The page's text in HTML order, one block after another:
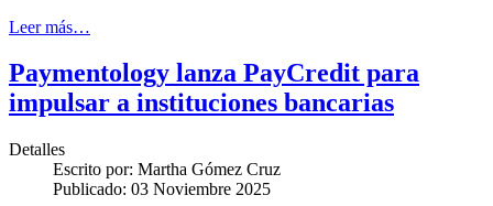
Leer más…
Paymentology lanza PayCredit para
impulsar a instituciones bancarias
Detalles
Escrito por: Martha Gómez Cruz
Publicado: 03 Noviembre 2025